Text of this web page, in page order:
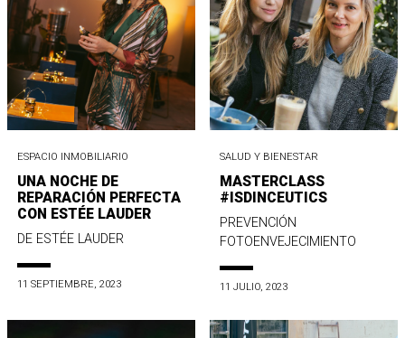
ESPACIO INMOBILIARIO
UNA NOCHE DE
REPARACIÓN PERFECTA
CON ESTÉE LAUDER
DE ESTÉE LAUDER
11 SEPTIEMBRE, 2023
SALUD Y BIENESTAR
MASTERCLASS
#ISDINCEUTICS
PREVENCIÓN
FOTOENVEJECIMIENTO
11 JULIO, 2023